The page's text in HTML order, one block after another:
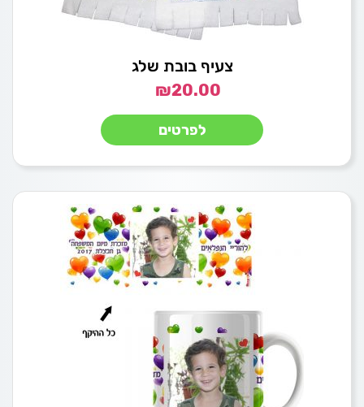
צעיף בובת שלג
₪20.00
לפרטים